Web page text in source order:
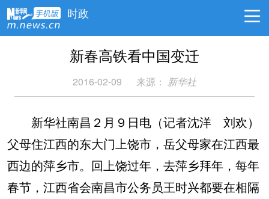
时政
新春高铁看中国变迁
2016-02-09 来源： 新华社
新华社南昌２月９日电（记者沈洋 刘欢）
父母住江西的东大门上饶市，岳父母家在江西最
西边的萍乡市。回上饶过年，去萍乡拜年，每年
春节，江西省会南昌市公务员王时兴都要在相隔